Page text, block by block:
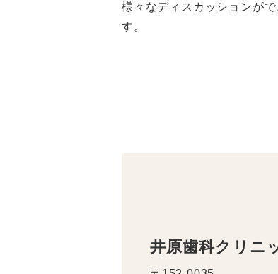
様々なディスカッションが
す。
井原歯科クリニ